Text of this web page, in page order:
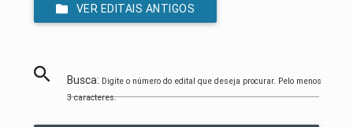
VER EDITAIS ANTIGOS
Busca: Digite o número do edital que deseja procurar. Pelo menos
3 caracteres.